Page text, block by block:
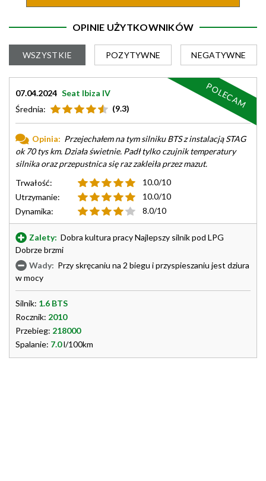
OPINIE UŻYTKOWNIKÓW
WSZYSTKIE POZYTYWNE NEGATYWNE
07.04.2024 Seat Ibiza IV
Średnia:
(9.3)
Opinia: Przejechałem na tym silniku BTS z instalacją STAG
ok 70 tys km. Działa świetnie. Padł tylko czujnik temperatury
silnika oraz przepustnica się raz zakleiła przez mazut.
Trwałość:
10.0/10
Utrzymanie:
10.0/10
Dynamika:
8.0/10
Zalety: Dobra kultura pracy Najlepszy silnik pod LPG
Dobrze brzmi
Wady: Przy skręcaniu na 2 biegu i przyspieszaniu jest dziura
w mocy
Silnik: 1.6 BTS
Rocznik: 2010
Przebieg: 218000
Spalanie: 7.0l/100km
POLECAM